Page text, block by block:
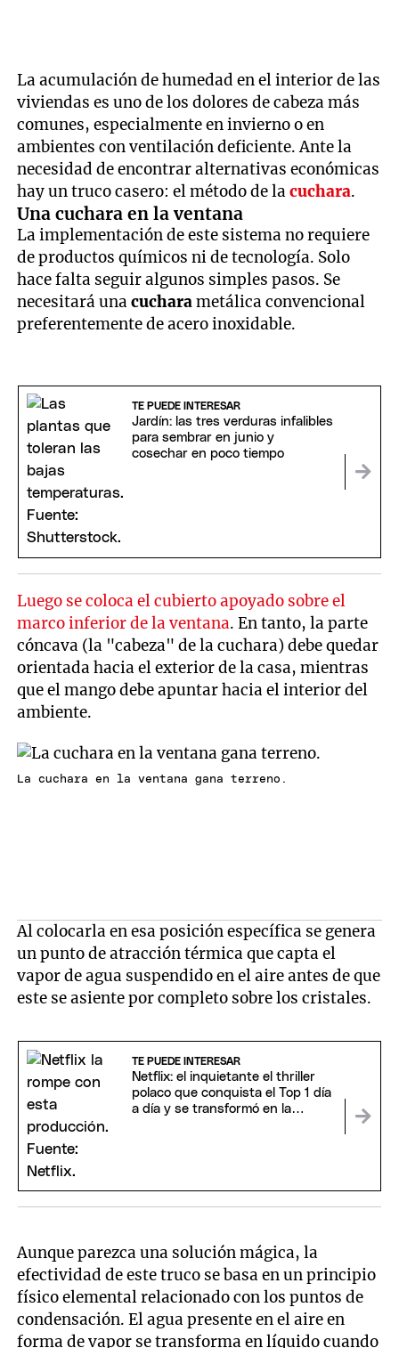
La acumulación de humedad en el interior de las
viviendas es uno de los dolores de cabeza más
comunes, especialmente en invierno o en
ambientes con ventilación deficiente. Ante la
necesidad de encontrar alternativas económicas
hay un truco casero: el método de lacuchara.
Una cuchara en la ventana
La implementación de este sistema no requiere
de productos químicos ni de tecnología. Solo
hace falta seguir algunos simples pasos. Se
necesitará unacucharametálica convencional
preferentemente de acero inoxidable.
TE PUEDE INTERESAR
Jardín: las tres verduras infalibles
para sembrar en junio y
cosechar en poco tiempo
Luego se coloca el cubierto apoyado sobre el
marco inferior de la ventana. En tanto, la parte
cóncava (la "cabeza" de la cuchara) debe quedar
orientada hacia el exterior de la casa, mientras
que el mango debe apuntar hacia el interior del
ambiente.
La cuchara en la ventana gana terreno.
Al colocarla en esa posición específica se genera
un punto de atracción térmica que capta el
vapor de agua suspendido en el aire antes de que
este se asiente por completo sobre los cristales.
TE PUEDE INTERESAR
Netflix: el inquietante el thriller
polaco que conquista el Top 1 día
a día y se transformó en la
Aunque parezca una solución mágica, la
efectividad de este truco se basa en un principio
físico elemental relacionado con los puntos de
condensación. El agua presente en el aire en
forma de vapor se transforma en líquido cuando